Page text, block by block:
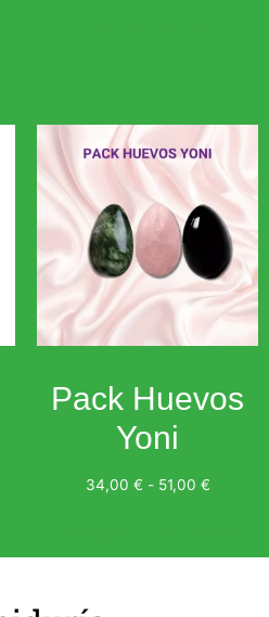
Pack Huevos
Yoni
34,00 € - 51,00 €